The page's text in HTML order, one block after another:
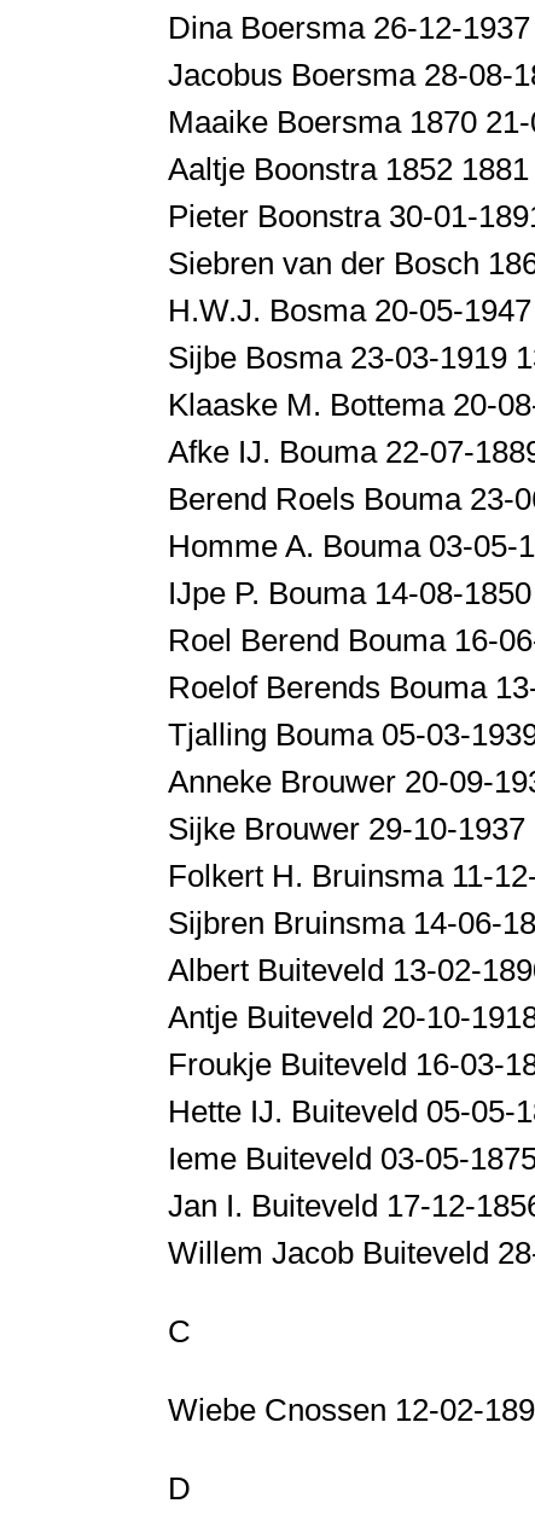
Dina Boersma 26-12-
Jacobus Boersma 28-08-
Maaike Boersma 1870
Aaltje Boonstra 1852
Pieter Boonstra 30-01-
Siebren van der Bosch
H.W.J. Bosma 20-05-
Sijbe Bosma 23-03-1919
Klaaske M. Bottema 20-
Afke IJ. Bouma 22-07-
Berend Roels Bouma 23-
Homme A. Bouma 03-05-
IJpe P. Bouma 14-08-
Roel Berend Bouma 16-
Roelof Berends Bouma
Tjalling Bouma 05-03-
Anneke Brouwer 20-09-
Sijke Brouwer 29-10-
Folkert H. Bruinsma 11-
Sijbren Bruinsma 14-06-
Albert Buiteveld 13-02-
Antje Buiteveld 20-10-
Froukje Buiteveld 16-03-
Hette IJ. Buiteveld 05-05-
Ieme Buiteveld 03-05-
Jan I. Buiteveld 17-12-
Willem Jacob Buiteveld
C
Wiebe Cnossen 12-02-
D